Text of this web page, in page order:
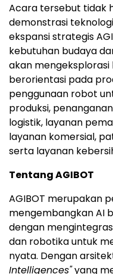
Acara tersebut tidak
demonstrasi
ekspansi strategis
kebutuhan budaya
akan
berorientasi pada
penggunaan robot
produksi,
logistik, layanan
layanan komersial,
serta layanan
Tentang AGIBOT
AGIBOT merupakan
mengembangkan AI
dengan
dan robotika untuk
nyata. Dengan
Intelligences"yang